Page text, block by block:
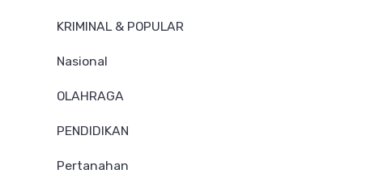
KRIMINAL & POPULAR
Nasional
OLAHRAGA
PENDIDIKAN
Pertanahan